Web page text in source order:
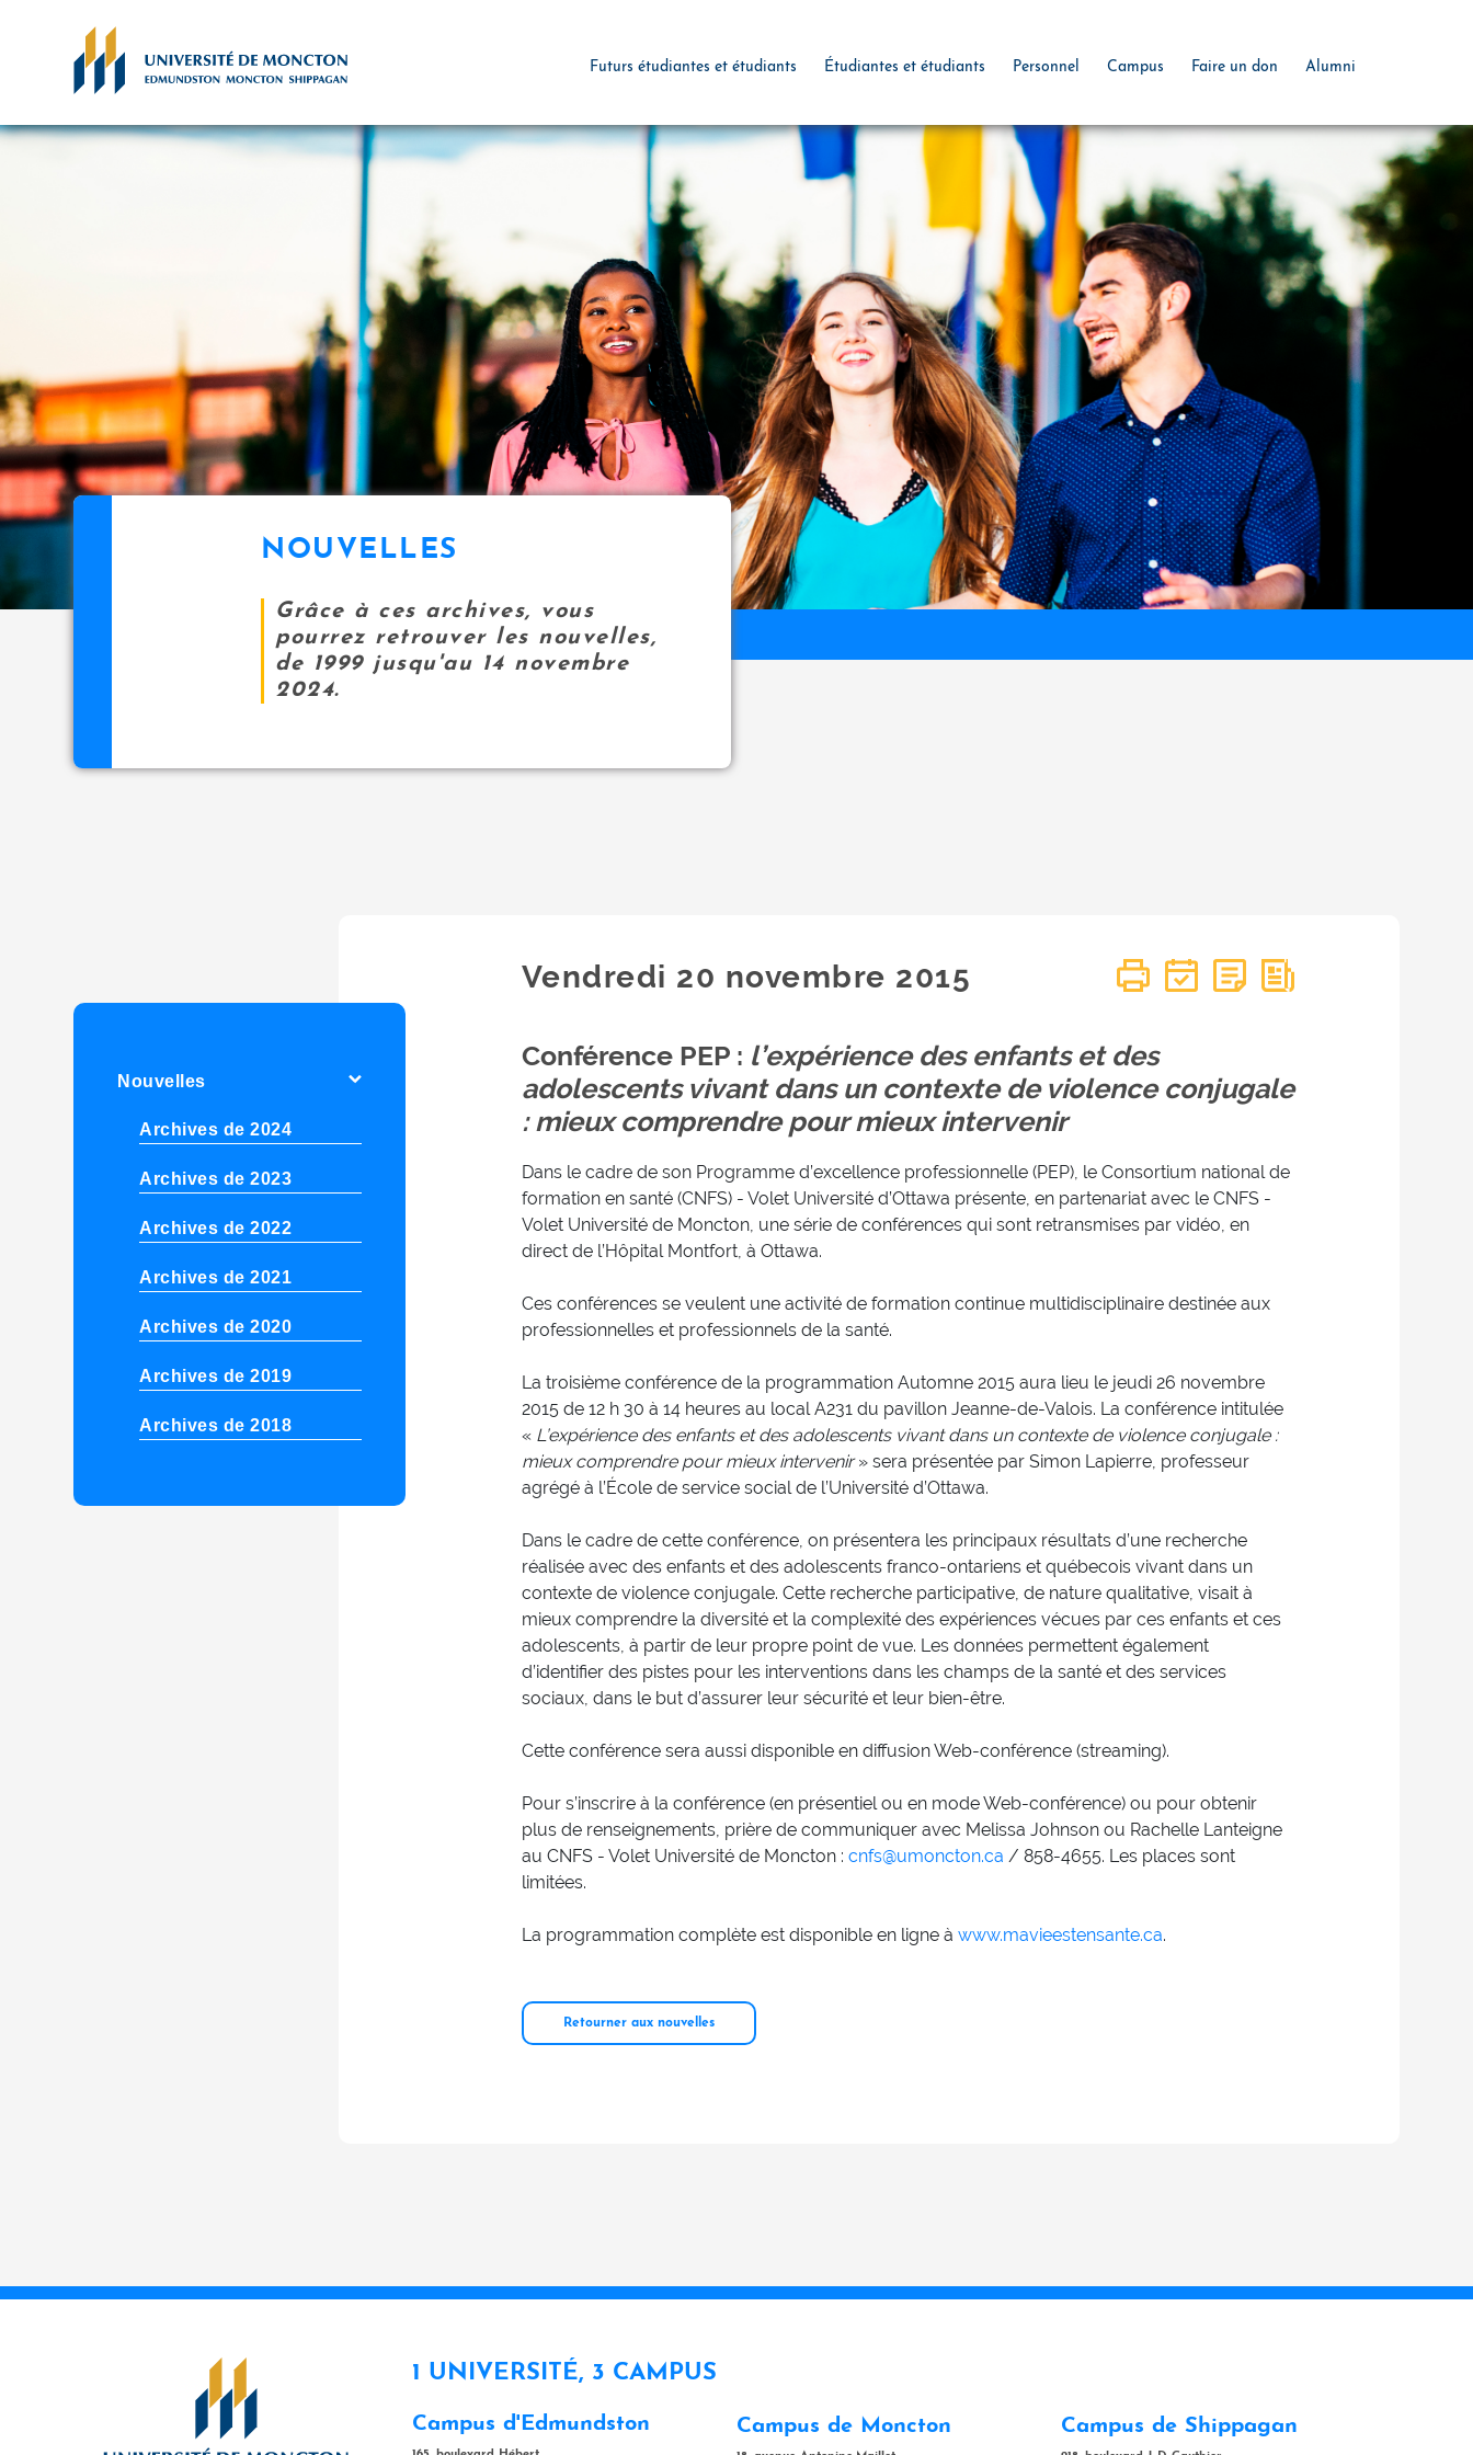
Futurs étudiantes et étudiants Étudiantes et étudiants Personnel Campus Faire un don Alumni
NOUVELLES
Grâce à ces archives, vous
pourrez retrouver les nouvelles,
de 1999 jusqu'au 14 novembre
2024.
Nouvelles
Archives de 2024
Archives de 2023
Archives de 2022
Archives de 2021
Archives de 2020
Archives de 2019
Archives de 2018
Vendredi 20 novembre 2015
Conférence PEP : l’expérience des enfants et des
adolescents vivant dans un contexte de violence conjugale
: mieux comprendre pour mieux intervenir
Dans le cadre de son Programme d’excellence professionnelle (PEP), le Consortium national de
formation en santé (CNFS) - Volet Université d’Ottawa présente, en partenariat avec le CNFS -
Volet Université de Moncton, une série de conférences qui sont retransmises par vidéo, en
direct de l’Hôpital Montfort, à Ottawa.
Ces conférences se veulent une activité de formation continue multidisciplinaire destinée aux
professionnelles et professionnels de la santé.
La troisième conférence de la programmation Automne 2015 aura lieu le jeudi 26 novembre
2015 de 12 h 30 à 14 heures au local A231 du pavillon Jeanne-de-Valois. La conférence intitulée
« L’expérience des enfants et des adolescents vivant dans un contexte de violence conjugale :
mieux comprendre pour mieux intervenir» sera présentée par Simon Lapierre, professeur
agrégé à l’École de service social de l’Université d’Ottawa.
Dans le cadre de cette conférence, on présentera les principaux résultats d’une recherche
réalisée avec des enfants et des adolescents franco-ontariens et québecois vivant dans un
contexte de violence conjugale. Cette recherche participative, de nature qualitative, visait à
mieux comprendre la diversité et la complexité des expériences vécues par ces enfants et ces
adolescents, à partir de leur propre point de vue. Les données permettent également
d’identifier des pistes pour les interventions dans les champs de la santé et des services
sociaux, dans le but d’assurer leur sécurité et leur bien-être.
Cette conférence sera aussi disponible en diffusion Web-conférence (streaming).
Pour s’inscrire à la conférence (en présentiel ou en mode Web-conférence) ou pour obtenir
plus de renseignements, prière de communiquer avec Melissa Johnson ou Rachelle Lanteigne
au CNFS - Volet Université de Moncton : cnfs@umoncton.ca / 858-4655. Les places sont
limitées.
La programmation complète est disponible en ligne à www.mavieestensante.ca.
Retourner aux nouvelles
1 UNIVERSITÉ, 3 CAMPUS
Campus d'Edmundston Campus de Moncton Campus de Shippagan